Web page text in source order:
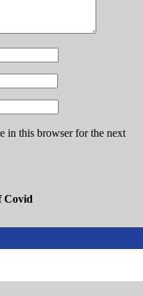
in this browser for the next
Covid